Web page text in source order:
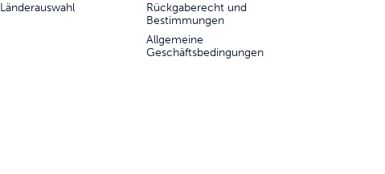
Länderauswahl
Rückgaberecht und
Bestimmungen
Allgemeine
Geschäftsbedingungen